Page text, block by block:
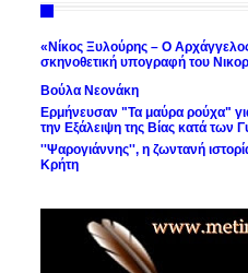
«Νίκος Ξυλούρης – Ο
σκηνοθετική υπογραφή του
Βούλα Νεονάκη
Ερμήνευσαν "Τα μαύρα ρούχα"
την Εξάλειψη της Βίας κατά των
''Ψαρογιάννης'', η ζωντανή
Κρήτη